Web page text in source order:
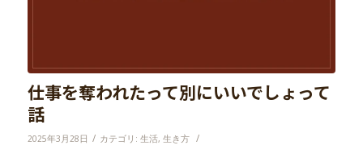
仕事を奪われたって別にいいでしょって
話
2025年3月28日 / カテゴリ: 生活, 生き方 /